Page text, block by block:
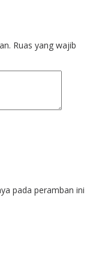
Ruas yang wajib
pada peramban ini